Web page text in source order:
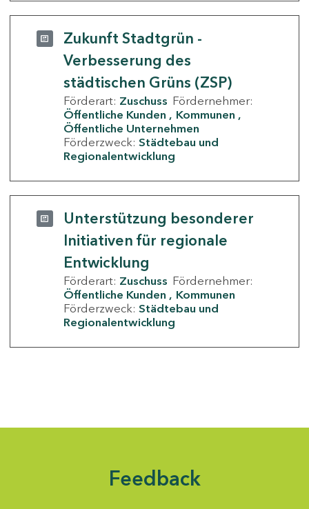
Zukunft Stadtgrün -
Verbesserung des
städtischen Grüns (ZSP)
Förderart: Zuschuss Fördernehmer:
Öffentliche Kunden
Kommunen
Öffentliche Unternehmen
Förderzweck: Städtebau und
Regionalentwicklung
Unterstützung besonderer
Initiativen für regionale
Entwicklung
Förderart: Zuschuss Fördernehmer:
Öffentliche Kunden
Kommunen
Förderzweck: Städtebau und
Regionalentwicklung
Feedback